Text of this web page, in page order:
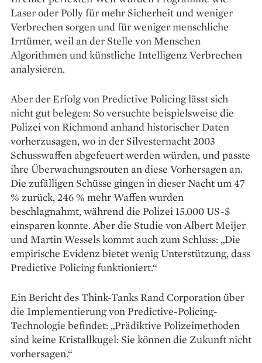
Laser oder Polly für mehr Sicherheit und weniger
Verbrechen sorgen und für weniger menschliche
Irrtümer, weil an der Stelle von Menschen
Algorithmen und künstliche Intelligenz Verbrechen
analysieren.
Aber der Erfolg von Predictive Policing lässt sich
nicht gut belegen: So versuchte beispielsweise die
Polizei von Richmond anhand historischer Daten
vorherzusagen, wo in der Silvesternacht 2003
Schusswaffen abgefeuert werden würden, und passte
ihre Überwachungsrouten an diese Vorhersagen an.
Die zufälligen Schüsse gingen in dieser Nacht um 47
% zurück, 246 % mehr Waffen wurden
beschlagnahmt, während die Polizei 15.000 US-$
einsparen konnte. Aber die Studie von Albert Meijer
und Martin Wessels kommt auch zum Schluss: „Die
empirische Evidenz bietet wenig Unterstützung, dass
Predictive Policing funktioniert.“
Ein Bericht des Think-Tanks Rand Corporation über
die Implementierung von Predictive-Policing-
Technologie befindet: „Prädiktive Polizei­methoden
sind keine Kristallkugel: Sie können die Zukunft nicht
vorhersagen.“